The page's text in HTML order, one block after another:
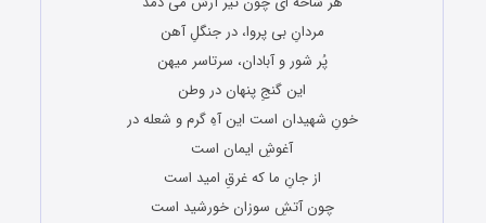
مردانِ بی پروا، در جنگلِ آهن
پُر شور و آبادان، سرتاسر میهن
این گنجِ پنهان در وطن
خونِ شهیدان است این آهِ گرم و شعله در
آغوشِ ایمان است
از جانِ ما که غرقِ امید است
چون آتشِ سوزان خورشید است